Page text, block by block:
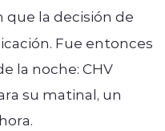
que la decisión de
Fue entonces
la noche: CHV
su matinal, un